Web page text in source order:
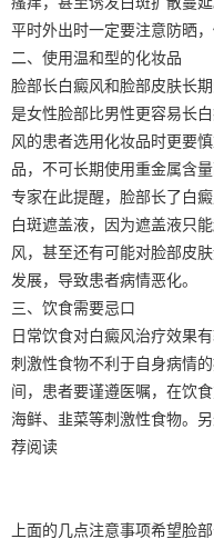
平时外出时一定要注意防晒，
二、使用温和型的化妆品
脸部长白癜风和脸部皮肤长
是女性脸部比男性更容易长
风的患者选用化妆品时更要
品，不可长期使用重金属含
专家在此提醒，脸部长了白
白斑遮盖液，因为遮盖液只
风，甚至还有可能对脸部皮
发展，导致患者病情恶化。
三、饮食需要忌口
日常饮食对白癜风治疗效果
刺激性食物不利于自身病情
间，患者要谨遵医嘱，在饮
海鲜、韭菜等刺激性食物。
荐阅读
上面的几点注意事项希望脸